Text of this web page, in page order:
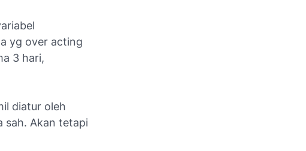
yg over acting
3 hari,
diatur oleh
sah. Akan tetapi